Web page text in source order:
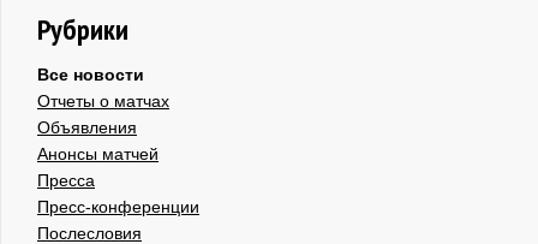
Рубрики
Все новости
Отчеты о матчах
Объявления
Анонсы матчей
Пресса
Пресс-конференции
Послесловия